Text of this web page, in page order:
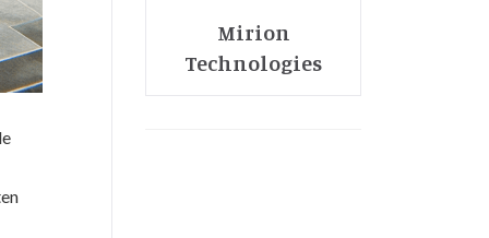
Mirion
Technologies